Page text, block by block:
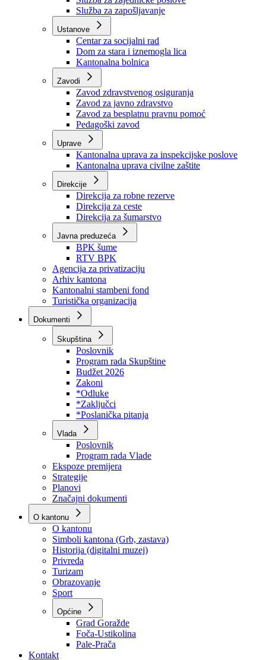
Službe
Služba za odnose s javnošću
Služba za zajedničke poslove
Služba za zapošljavanje
Ustanove
Centar za socijalni rad
Dom za stara i iznemogla lica
Kantonalna bolnica
Zavodi
Zavod zdravstvenog osiguranja
Zavod za javno zdravstvo
Zavod za besplatnu pravnu pomoć
Pedagoški zavod
Kantonalna uprava za inspekcijske poslove
Kantonalna uprava civilne zaštite
Direkcije
Direkcija za robne rezerve
Direkcija za ceste
Direkcija za šumarstvo
Javna preduzeća
BPK šume
RTV BPK
Agencija za privatizaciju
Arhiv kantona
Kantonalni stambeni fond
Turistička organizacija
Dokumenti
Skupština
Poslovnik
Program rada Skupštine
Budžet 2026
Zakoni
*Odluke
*Zaključci
*Poslanička pitanja
Vlada
Poslovnik
Program rada Vlade
Ekspoze premijera
Strategije
Planovi
Značajni dokumenti
O kantonu
O kantonu
Simboli kantona (Grb, zastava)
Historija (digitalni muzej)
Privreda
Turizam
Obrazovanje
Sport
Općine